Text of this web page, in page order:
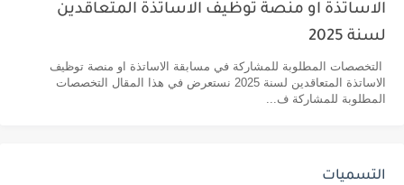
الاساتذة او منصة توظيف الاساتذة المتعاقدين
لسنة 2025
التخصصات المطلوبة للمشاركة في مسابقة الاساتذة او منصة توظيف
الاساتذة المتعاقدين لسنة 2025 نستعرض في هذا المقال التخصصات
المطلوبة للمشاركة ف...
التسميات